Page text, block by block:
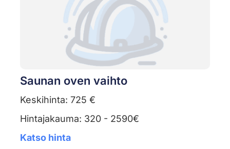
Saunan oven vaihto
Keskihinta: 725 €
Hintajakauma: 320 - 2590€
Katso hinta